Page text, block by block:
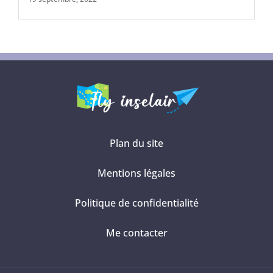
Plan du site
Mentions légales
Politique de confidentialité
Me contacter